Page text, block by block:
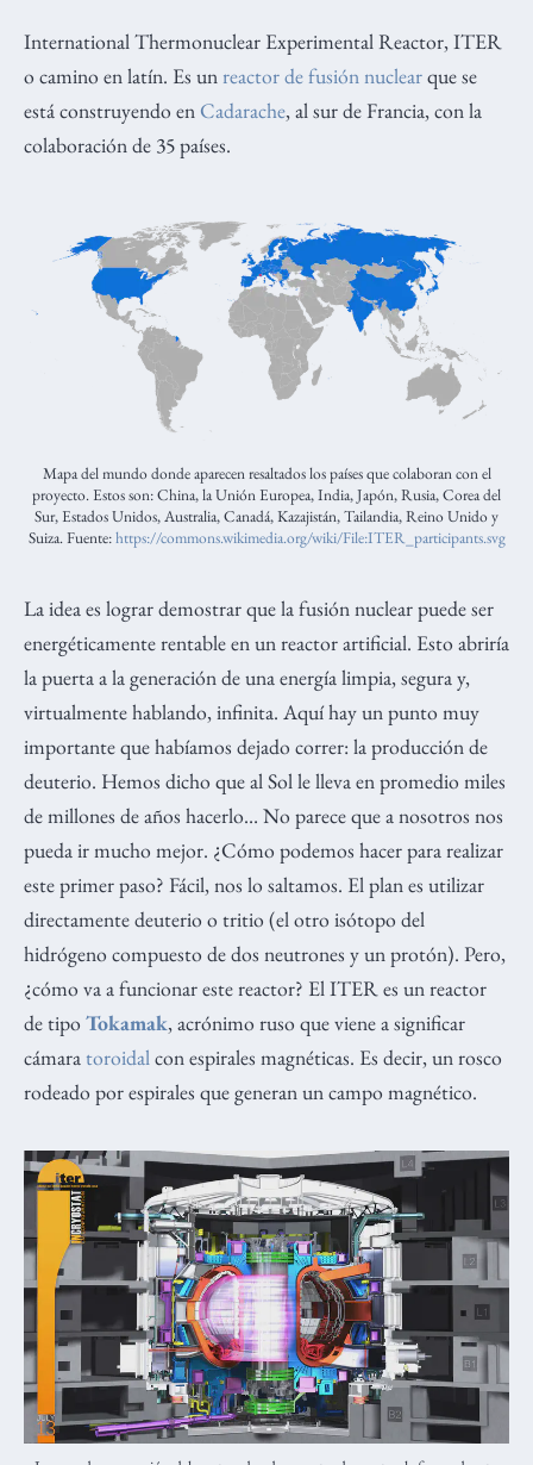
International Thermonuclear Experimental Reactor, ITER
o camino en latín. Es unreactor de fusión nuclearque se
está construyendo en Cadarache, al sur de Francia, con la
colaboración de 35 países.
Mapa del mundo donde aparecen resaltados los países que colaboran con el
proyecto. Estos son: China, la Unión Europea, India, Japón, Rusia, Corea del
Sur, Estados Unidos, Australia, Canadá, Kazajistán, Tailandia, Reino Unido y
Suiza. Fuente:https://commons.wikimedia.org/wiki/File:ITER_participants.svg
La idea es lograr demostrar que la fusión nuclear puede ser
energéticamente rentable en un reactor artificial. Esto abriría
la puerta a la generación de una energía limpia, segura y,
virtualmente hablando, infinita. Aquí hay un punto muy
importante que habíamos dejado correr: la producción de
deuterio. Hemos dicho que al Sol le lleva en promedio miles
de millones de años hacerlo… No parece que a nosotros nos
pueda ir mucho mejor. ¿Cómo podemos hacer para realizar
este primer paso? Fácil, nos lo saltamos. El plan es utilizar
directamente deuterio o tritio (el otro isótopo del
hidrógeno compuesto de dos neutrones y un protón). Pero,
¿cómo va a funcionar este reactor? El ITER es un reactor
de tipo Tokamak, acrónimo ruso que viene a significar
cámaratoroidalcon espirales magnéticas. Es decir, un rosco
rodeado por espirales que generan un campo magnético.